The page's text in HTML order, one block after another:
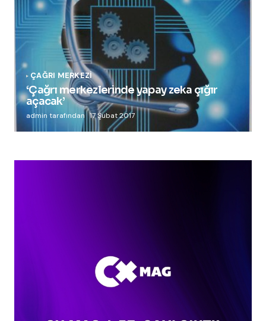
ÇAĞRI MERKEZI
‘Çağrı merkezlerinde yapay zeka çığır
açacak’
admin tarafından 17 Şubat 2017